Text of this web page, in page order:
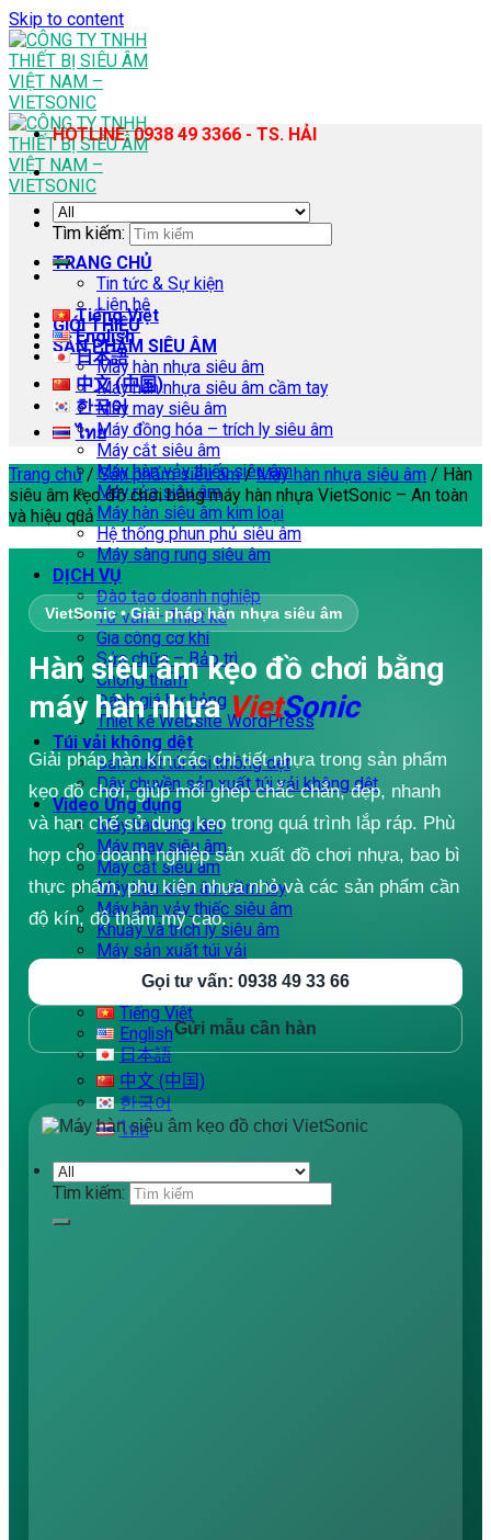
Skip to content
TRANG CHỦ
Tin tức & Sự kiện
Liên hệ
GIỚI THIỆU
SẢN PHẨM SIÊU ÂM
Máy hàn nhựa siêu âm
Máy hàn nhựa siêu âm cầm tay
Máy may siêu âm
Máy đồng hóa – trích ly siêu âm
Máy cắt siêu âm
Máy hàn vảy thiếc siêu âm
Máy rửa siêu âm
Máy hàn siêu âm kim loại
Hệ thống phun phủ siêu âm
Máy sàng rung siêu âm
DỊCH VỤ
Đào tạo doanh nghiệp
Tư vấn – Thiết kế
Gia công cơ khí
Sửa chữa – Bảo trì
Chống thấm
Đánh giá hư hỏng
Thiết kế Website WordPress
Túi vải không dệt
Sản xuất túi vải không dệt
Dây chuyền sản xuất túi vải không dệt
Video Ứng dụng
Máy hàn siêu âm
Máy may siêu âm
Máy cắt siêu âm
Máy hàn siêu âm cầm tay
Máy hàn vảy thiếc siêu âm
Khuấy và trích ly siêu âm
Máy sản xuất túi vải
DOWNLOAD
Tiếng Việt
Tiếng Việt
English
日本語
中文 (中国)
한국어
ไทย
Tìm kiếm:
HOTLINE: 0938 49 3366 - TS. HẢI
Tìm kiếm:
Tiếng Việt
English
日本語
中文 (中国)
한국어
ไทย
Trang chủ / Sản phẩm siêu âm / Máy hàn nhựa siêu âm / Hàn
siêu âm kẹo đồ chơi bằng máy hàn nhựa VietSonic – An toàn
và hiệu quả
VietSonic • Giải pháp hàn nhựa siêu âm
Hàn siêu âm kẹo đồ chơi bằng
máy hàn nhựaVietSonic
Giải pháp hàn kín các chi tiết nhựa trong sản phẩm
kẹo đồ chơi, giúp mối ghép chắc chắn, đẹp, nhanh
và hạn chế sử dụng keo trong quá trình lắp ráp. Phù
hợp cho doanh nghiệp sản xuất đồ chơi nhựa, bao bì
thực phẩm, phụ kiện nhựa nhỏ và các sản phẩm cần
độ kín, độ thẩm mỹ cao.
Gọi tư vấn: 0938 49 33 66
Gửi mẫu cần hàn